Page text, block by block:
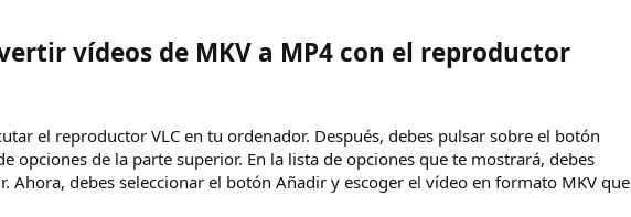
vídeos de MKV a MP4 con el reproductor
el reproductor VLC en tu ordenador. Después, debes pulsar sobre el botón
opciones de la parte superior. En la lista de opciones que te mostrará, debes
Ahora, debes seleccionar el botón Añadir y escoger el vídeo en formato MKV que